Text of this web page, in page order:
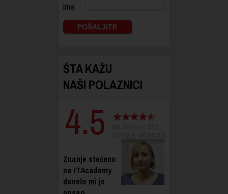
Ime:
ŠTA KAŽU
NAŠI POLAZNICI
4.5
Znanje stečeno
na ITAcademy
donelo mi je